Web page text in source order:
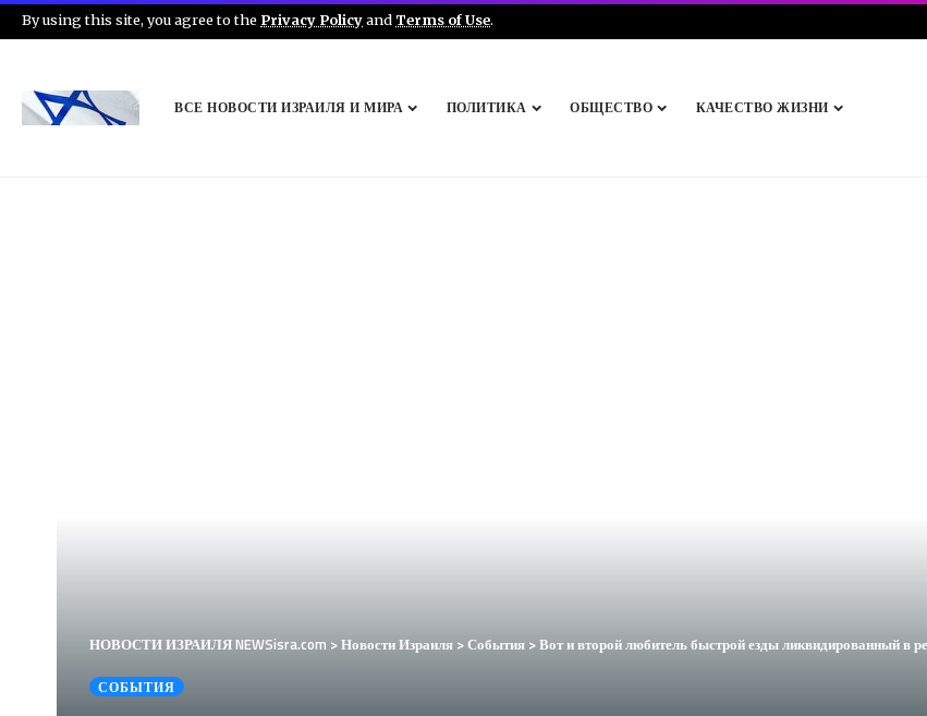
By using this site, you agree to the Privacy Policyand Terms of Use.
ВСЕ НОВОСТИ ИЗРАИЛЯ И МИРА ПОЛИТИКА ОБЩЕСТВО КАЧЕСТВО ЖИЗНИ
НОВОСТИ ИЗРАИЛЯ NEWSisra.com >Новости Израиля >События >Вот и второй любитель быстрой езды ликвидированный в
СОБЫТИЯ